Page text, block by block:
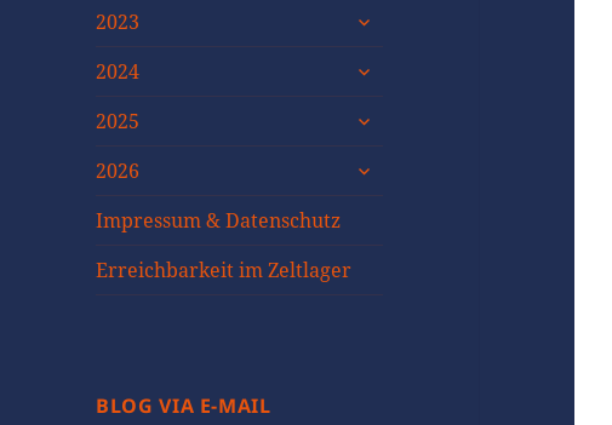
2023
untermenü
2024
untermenü
2025
untermenü
2026
untermenü
Impressum & Datenschutz
Erreichbarkeit im Zeltlager
BLOG VIA E-MAIL